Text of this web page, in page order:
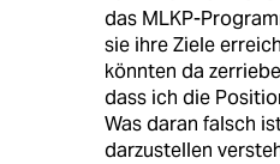
das MLKP-
sie ihre Ziele
könnten da
dass ich die
Was daran falsch
darzustellen